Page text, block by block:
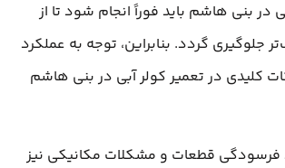
بنی هاشم باید فوراً انجام شود تا از
جلوگیری گردد. بنابراین، توجه به عملکرد
کلیدی در تعمیر کولر آبی در بنی هاشم
فرسودگی قطعات و مشکلات مکانیکی نیز